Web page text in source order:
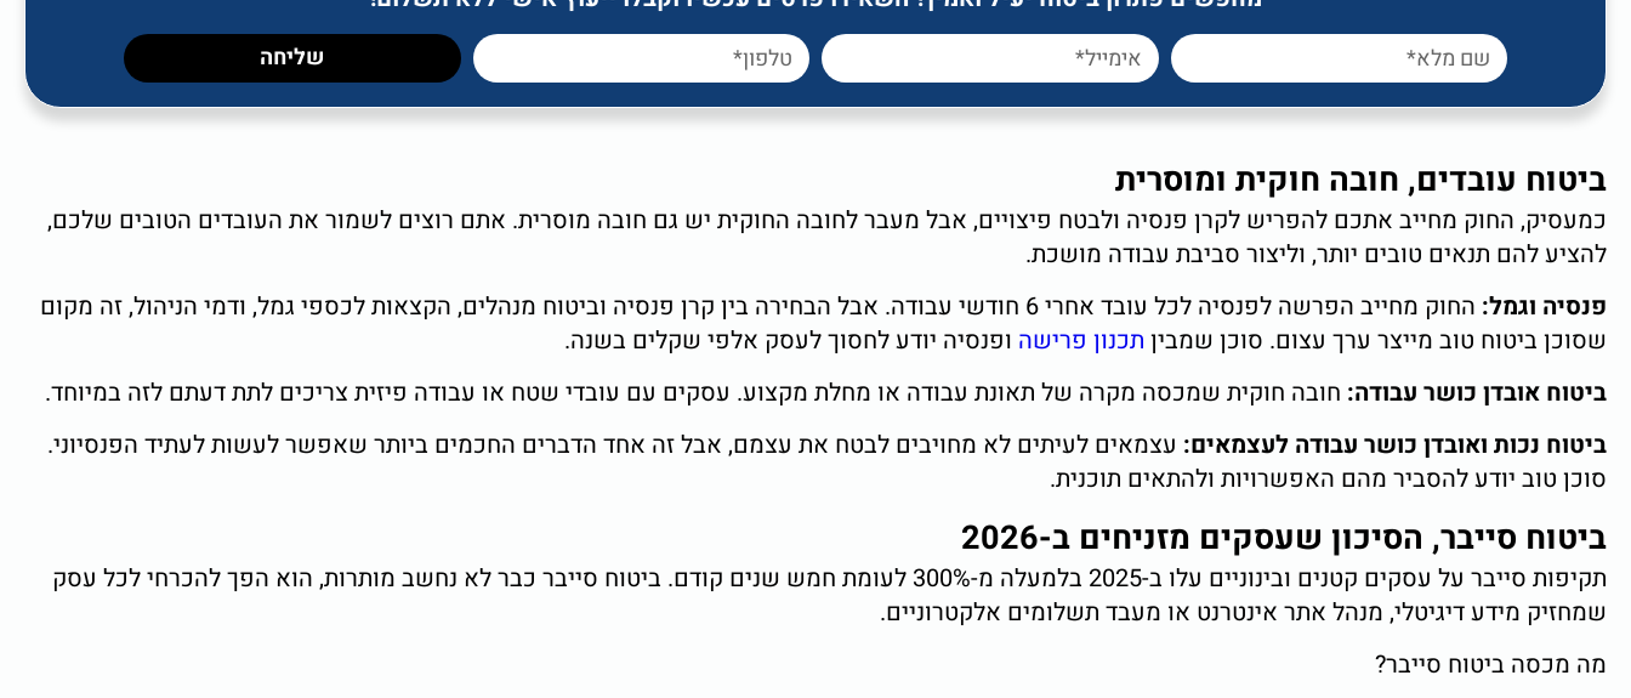
שליחה
ביטוח עובדים, חובה חוקית ומוסרית
כמעסיק, החוק מחייב אתכם להפריש לקרן פנסיה ולבטח פיצויים, אבל מעבר לחובה החוקית יש גם חובה מוסרית. אתם רוצים לשמור את העובדים הטובים שלכם,
להציע להם תנאים טובים יותר, וליצור סביבת עבודה מושכת.
פנסיה וגמל:
החוק מחייב הפרשה לפנסיה לכל עובד אחרי 6 חודשי עבודה. אבל הבחירה בין קרן פנסיה וביטוח מנהלים, הקצאות לכספי גמל, ודמי הניהול, זה מקום
שסוכן ביטוח טוב מייצר ערך עצום. סוכן שמבין תכנון פרישה ופנסיה יודע לחסוך לעסק אלפי שקלים בשנה.
ביטוח אובדן כושר עבודה: חובה חוקית שמכסה מקרה של תאונת עבודה או מחלת מקצוע. עסקים עם עובדי שטח או עבודה פיזית צריכים לתת דעתם לזה במיוחד.
ביטוח נכות ואובדן כושר עבודה לעצמאים: עצמאים לעיתים לא מחויבים לבטח את עצמם, אבל זה אחד הדברים החכמים ביותר שאפשר לעשות לעתיד הפנסיוני.
סוכן טוב יודע להסביר מהם האפשרויות ולהתאים תוכנית.
ביטוח סייבר, הסיכון שעסקים מזניחים ב-2026
תקיפות סייבר על עסקים קטנים ובינוניים עלו ב-2025 בלמעלה מ-300% לעומת חמש שנים קודם. ביטוח סייבר כבר לא נחשב מותרות, הוא הפך להכרחי לכל עסק
שמחזיק מידע דיגיטלי, מנהל אתר אינטרנט או מעבד תשלומים אלקטרוניים.
מה מכסה ביטוח סייבר?